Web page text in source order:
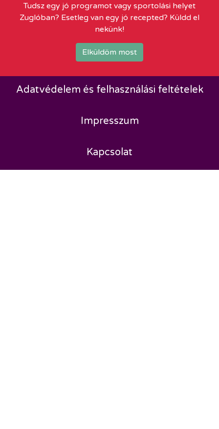
Tudsz egy jó programot vagy sportolási helyet
Zuglóban? Esetleg van egy jó recepted? Küldd el
nekünk!
Elküldöm most
Adatvédelem és felhasználási feltételek
Impresszum
Kapcsolat